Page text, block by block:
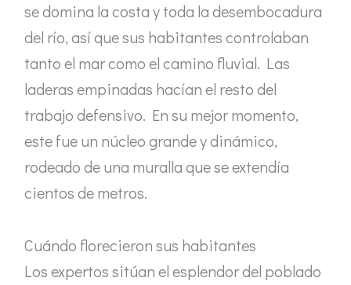
se domina la costa y toda la desembocadura
del río, así que sus habitantes controlaban
tanto el mar como el camino fluvial. Las
laderas empinadas hacían el resto del
trabajo defensivo. En su mejor momento,
este fue un núcleo grande y dinámico,
rodeado de una muralla que se extendía
cientos de metros.
Cuándo florecieron sus habitantes
Los expertos sitúan el esplendor del poblado